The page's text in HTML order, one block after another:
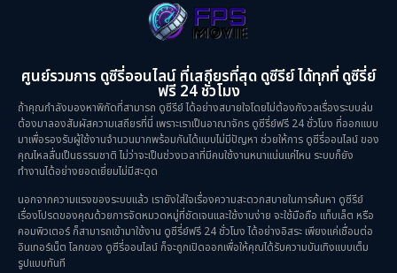
ศูนย์รวมการ ดูซีรี่ออนไลน์ ที่เสถียรที่สุด ดูซีรีย์ ได้ทุกที่ ดูซีรี่ย์
ฟรี 24 ชั่วโมง
ถ้าคุณกำลังมองหาพิกัดที่สามารถ ดูซีรีย์ ได้อย่างสบายใจโดยไม่ต้องกังวลเรื่องระบบล่ม
ต้องมาลองสัมผัสความเสถียรที่นี่ เพราะเราเป็นอาณาจักร ดูซีรี่ย์ฟรี 24 ชั่วโมง ที่ออกแบบ
มาเพื่อรองรับผู้ใช้งานจำนวนมากพร้อมกันได้แบบไม่มีปัญหา ช่วยให้การ ดูซีรี่ออนไลน์ ของ
คุณไหลลื่นเป็นธรรมชาติ ไม่ว่าจะเป็นช่วงเวลาที่มีคนใช้งานหนาแน่นแค่ไหน ระบบก็ยัง
ทำงานได้อย่างยอดเยี่ยมไม่มีสะดุด
นอกจากความแรงของระบบแล้ว เรายังใส่ใจเรื่องความสะดวกสบายในการค้นหา ดูซีรีย์
เรื่องโปรดของคุณด้วยการจัดหมวดหมู่ที่ชัดเจนและใช้งานง่าย จะใช้มือถือ แท็บเล็ต หรือ
คอมพิวเตอร์ ก็สามารถเข้ามาใช้งาน ดูซีรี่ย์ฟรี 24 ชั่วโมง ได้อย่างอิสระ เพียงแค่เชื่อมต่อ
อินเทอร์เน็ต โลกของ ดูซีรี่ออนไลน์ ก็จะถูกเปิดออกเพื่อให้คุณได้รับความบันเทิงแบบเต็ม
รูปแบบทันที